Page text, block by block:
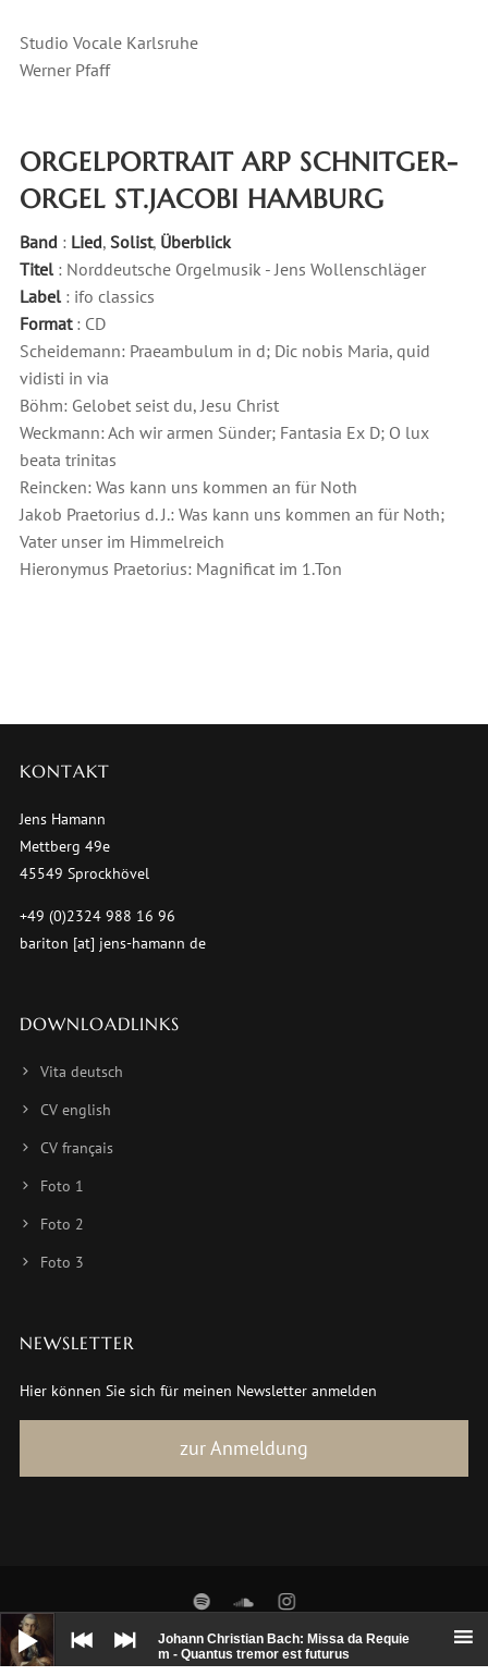
Audio-
Player
Johann Christian Bach: Missa da Requie
m - Quantus tremor est futurus
Studio Vocale Karlsruhe
Werner Pfaff
ORGELPORTRAIT ARP SCHNITGER-
ORGEL ST.JACOBI HAMBURG
Band : Lied, Solist, Überblick
Titel: Norddeutsche Orgelmusik - Jens Wollenschläger
Label : ifo classics
Format: CD
Scheidemann: Praeambulum in d; Dic nobis Maria, quid
vidisti in via
Böhm: Gelobet seist du, Jesu Christ
Weckmann: Ach wir armen Sünder; Fantasia Ex D; O lux
beata trinitas
Reincken: Was kann uns kommen an für Noth
Jakob Praetorius d. J.: Was kann uns kommen an für Noth;
Vater unser im Himmelreich
Hieronymus Praetorius: Magnificat im 1.Ton
KONTAKT
Jens Hamann
Mettberg 49e
45549 Sprockhövel
+49 (0)2324 988 16 96
bariton [at] jens-hamann de
DOWNLOADLINKS
Vita deutsch
CV english
CV français
Foto 1
Foto 2
Foto 3
NEWSLETTER
Hier können Sie sich für meinen Newsletter anmelden
zur Anmeldung
© 2018-2022 Jens Hamann | all rights reserved